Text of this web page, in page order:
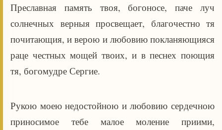
Преславная память твоя, богоносе, паче луч
солнечных верныя просвещает, благочестно тя
почитающия, и верою и любовию покланяющияся
раце честных мощей твоих, и в песнех поющия
тя, богомудре Сергие.
Рукою моею недостойною и любовию сердечною
приносимое тебе малое моление приими,